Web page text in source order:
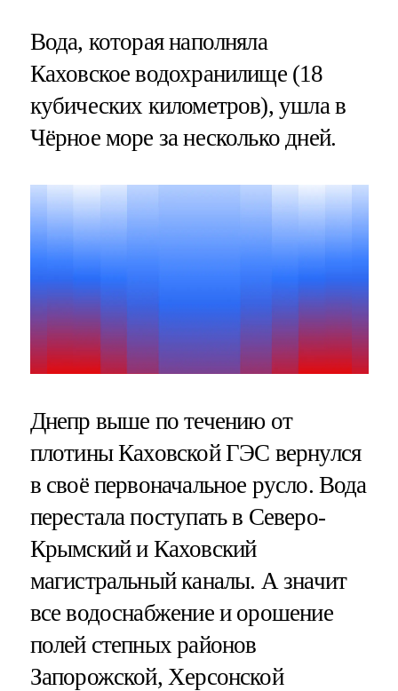
Вода, которая наполняла
Каховское водохранилище (18
кубических километров), ушла в
Чёрное море за несколько дней.
Днепр выше по течению от
плотины Каховской ГЭС вернулся
в своё первоначальное русло. Вода
перестала поступать в Северо-
Крымский и Каховский
магистральный каналы. А значит
все водоснабжение и орошение
полей степных районов
Запорожской, Херсонской